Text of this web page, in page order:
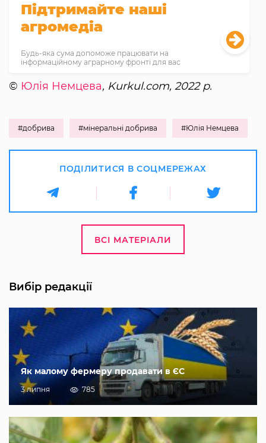
Підтримайте наші
агромедіа
Будь-яка сума допоможе працювати на
інформаційному аграрному фронті для вас
© Юлія Немцева, Kurkul.com, 2022 р.
#добрива #мінеральні добрива #Юлія Немцева
ПОДІЛИТИСЯ В СОЦМЕРЕЖАХ
ВСІ МАТЕРІАЛИ
Вибір редакції
Як малому фермеру продавати в ЄС
3 липня 785